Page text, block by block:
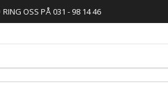
RING OSS PÅ 031 - 98 14 46